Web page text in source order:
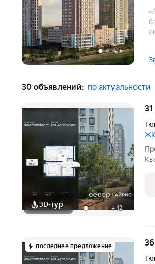
30 объявлений: по актуальности
3D-тур + 12
последнее предложение